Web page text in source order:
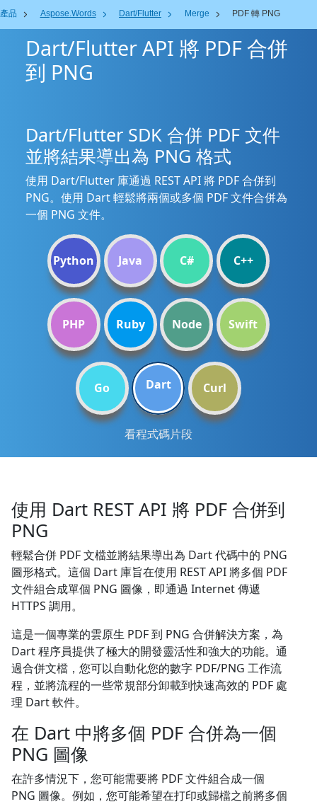
產品 Aspose.Words Dart/Flutter Merge PDF 轉 PNG
Dart/Flutter API 將 PDF 合併
到 PNG
Dart/Flutter SDK 合併 PDF 文件
並將結果導出為 PNG 格式
使用 Dart/Flutter 庫通過 REST API 將 PDF 合併到
PNG。使用 Dart 輕鬆將兩個或多個 PDF 文件合併為
一個 PNG 文件。
Python Java C# C++
PHP Ruby Node Swift
Go Dart Curl
看程式碼片段
使用 Dart REST API 將 PDF 合併到
PNG
輕鬆合併 PDF 文檔並將結果導出為 Dart 代碼中的 PNG
圖形格式。這個 Dart 庫旨在使用 REST API 將多個 PDF
文件組合成單個 PNG 圖像，即通過 Internet 傳遞
HTTPS 調用。
這是一個專業的雲原生 PDF 到 PNG 合併解決方案，為
Dart 程序員提供了極大的開發靈活性和強大的功能。通
過合併文檔，您可以自動化您的數字 PDF/PNG 工作流
程，並將流程的一些常規部分卸載到快速高效的 PDF 處
理 Dart 軟件。
在 Dart 中將多個 PDF 合併為一個
PNG 圖像
在許多情況下，您可能需要將 PDF 文件組合成一個
PNG 圖像。例如，您可能希望在打印或歸檔之前將多個